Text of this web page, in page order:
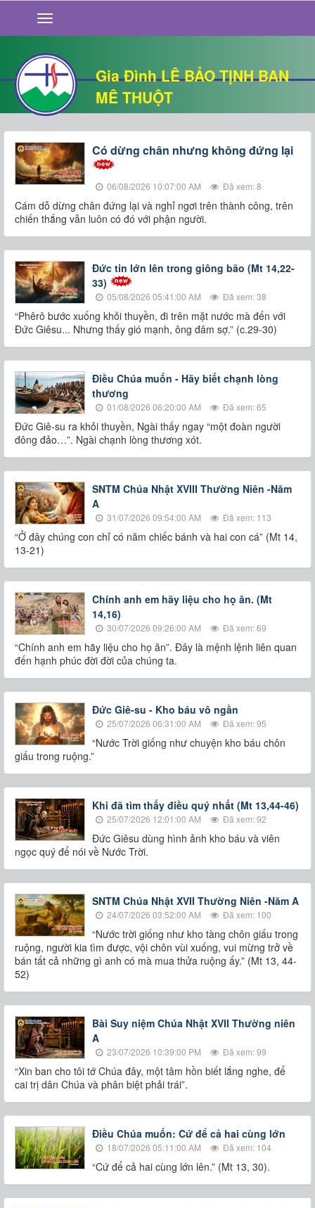
Gia Đình LÊ BẢO TỊNH BAN
MÊ THUỘT
GIỚI THIỆU
TIN TỨC
SỐNG ĐẠO
CHUYỆN NHÀ
QUÁN VĂN
THƯ GIÃNCó dừng chân nhưng không đứng lại
06/08/2026 10:07:00 AM Đã xem: 8
Cám dỗ dừng chân đứng lại và nghỉ ngơi trên thành công, trên
chiến thắng vẫn luôn có đó với phận người.
Đức tin lớn lên trong giông bão (Mt 14,22-
33)
05/08/2026 05:41:00 AM Đã xem: 38
“Phêrô bước xuống khỏi thuyền, đi trên mặt nước mà đến với
Đức Giêsu... Nhưng thấy gió mạnh, ông đâm sợ.” (c.29-30)
Điều Chúa muốn - Hãy biết chạnh lòng
thương
01/08/2026 06:20:00 AM Đã xem: 65
Đức Giê-su ra khỏi thuyền, Ngài thấy ngay “một đoàn người
đông đảo…”. Ngài chạnh lòng thương xót.
SNTM Chúa Nhật XVIII Thường Niên -Năm
A
31/07/2026 09:54:00 AM Đã xem: 113
“Ở đây chúng con chỉ có năm chiếc bánh và hai con cá” (Mt 14,
13-21)
Chính anh em hãy liệu cho họ ăn. (Mt
14,16)
30/07/2026 09:26:00 AM Đã xem: 69
“Chính anh em hãy liệu cho họ ăn”. Đây là mệnh lệnh liên quan
đến hạnh phúc đời đời của chúng ta.
Đức Giê-su - Kho báu vô ngần
25/07/2026 06:31:00 AM Đã xem: 95
“Nước Trời giống như chuyện kho báu chôn
giấu trong ruộng.”
Khi đã tìm thấy điều quý nhất (Mt 13,44-46)
25/07/2026 12:01:00 AM Đã xem: 92
Đức Giêsu dùng hình ảnh kho báu và viên
ngọc quý để nói về Nước Trời.
SNTM Chúa Nhật XVII Thường Niên -Năm A
24/07/2026 03:52:00 AM Đã xem: 100
“Nước trời giống như kho tàng chôn giấu trong
ruộng, người kia tìm được, vội chôn vùi xuống, vui mừng trở về
bán tất cả những gì anh có mà mua thửa ruộng ấy.” (Mt 13, 44-
52)
Bài Suy niệm Chúa Nhật XVII Thường niên
A
23/07/2026 10:39:00 PM Đã xem: 99
“Xin ban cho tôi tớ Chúa đây, một tâm hồn biết lắng nghe, để
cai trị dân Chúa và phân biệt phải trái”.
Điều Chúa muốn: Cứ để cả hai cùng lớn
18/07/2026 05:11:00 AM Đã xem: 104
“Cứ để cả hai cùng lớn lên.” (Mt 13, 30).